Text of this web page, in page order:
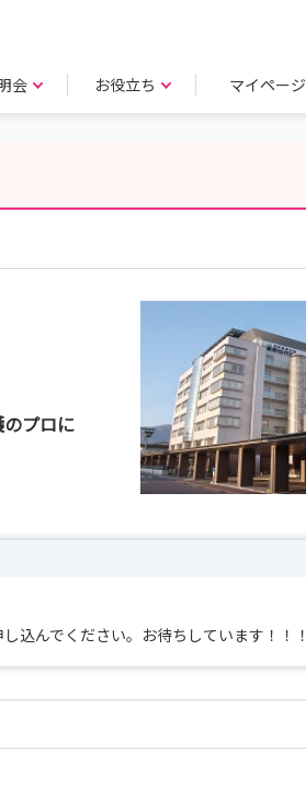
会 お役立ち マイページ
プロに
込んでください。お待ちしています！！！